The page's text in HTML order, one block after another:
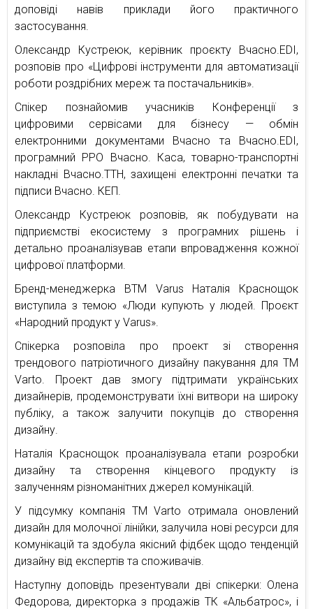
доповіді навів приклади його практичного
застосування.
Олександр Кустреюк, керівник проєкту Вчасно.EDI,
розповів про «Цифрові інструменти для автоматизації
роботи роздрібних мереж та постачальників».
Спікер познайомив учасників Конференції з
цифровими сервісами для бізнесу — обмін
електронними документами Вчасно та Вчасно.EDI,
програмний РРО Вчасно. Каса, товарно-транспортні
накладні Вчасно.ТТН, захищені електронні печатки та
підписи Вчасно. КЕП.
Олександр Кустреюк розповів, як побудувати на
підприємстві екосистему з програмних рішень і
детально проаналізував етапи впровадження кожної
цифрової платформи.
Бренд-менеджерка ВТМ Varus Наталія Краснощок
виступила з темою «Люди купують у людей. Проєкт
«Народний продукт у Varus».
Спікерка розповіла про проект зі створення
трендового патріотичного дизайну пакування для ТМ
Varto. Проект дав змогу підтримати українських
дизайнерів, продемонструвати їхні витвори на широку
публіку, а також залучити покупців до створення
дизайну.
Наталія Краснощок проаналізувала етапи розробки
дизайну та створення кінцевого продукту із
залученням різноманітних джерел комунікацій.
У підсумку компанія ТМ Varto отримала оновлений
дизайн для молочної лінійки, залучила нові ресурси для
комунікацій та здобула якісний фідбек щодо тенденцій
дизайну від експертів та споживачів.
Наступну доповідь презентували дві спікерки: Олена
Федорова, директорка з продажів ТК «Альбатрос», і